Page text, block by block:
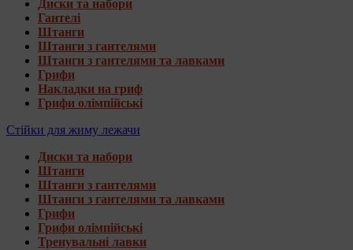
Диски та набори
Гантелі
Штанги
Штанги з гантелями
Штанги з гантелями та лавками
Грифи
Накладки на гриф
Грифи олімпійські
Стійки для жиму лежачи
Диски та набори
Штанги
Штанги з гантелями
Штанги з гантелями та лавками
Грифи
Грифи олімпійські
Тренувальні лавки